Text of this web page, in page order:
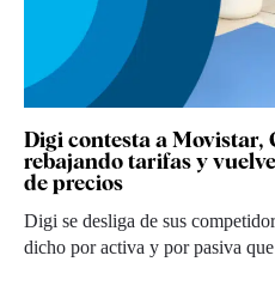
Digi contesta a Movistar,
rebajando tarifas y
de precios
Digi se desliga de sus
dicho por activa y por pasiva